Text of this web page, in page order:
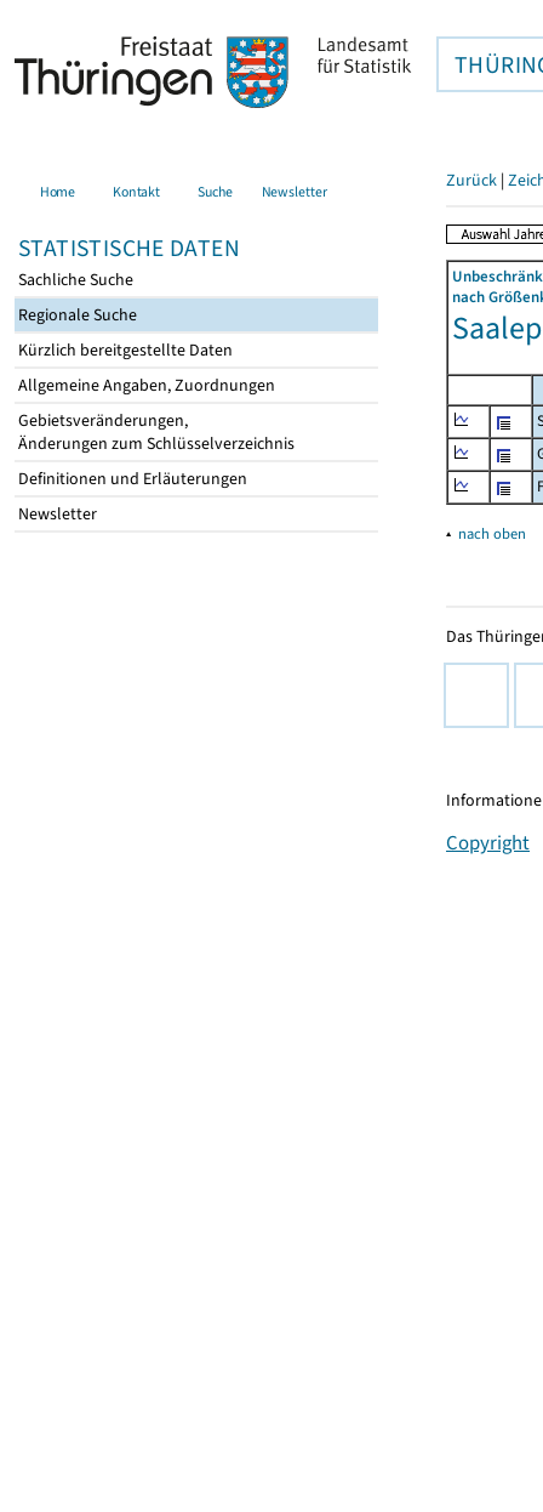
Home Kontakt Suche Newsletter
STATISTISCHE DATEN
Sachliche Suche
Regionale Suche
Kürzlich bereitgestellte Daten
Allgemeine Angaben, Zuordnungen
Gebietsveränderungen,
Änderungen zum Schlüsselverzeichnis
Definitionen und Erläuterungen
Newsletter
Zurück |
nach
▴ nach oben
Das
Copyright